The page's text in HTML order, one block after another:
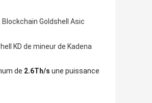
Goldshell Asic
KD de mineur de Kadena
de 2.6Th/s une puissance